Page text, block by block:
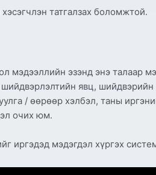
татгалзах боломжтой.
мэдээллийн эзэнд энэ талаар
явц, шийдвэрийн
/ өөрөөр хэлбэл, таны
очих юм.
иргэдэд мэдэгдэл хүргэх